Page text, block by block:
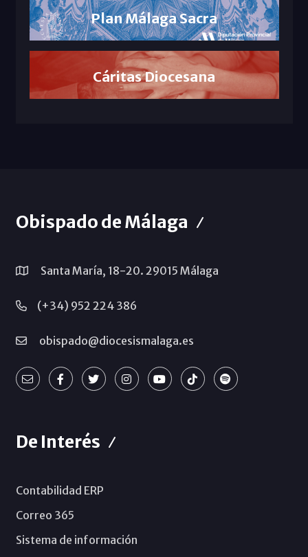
Plan Málaga Sacra
Cáritas Diocesana
Obispado de Málaga
Santa María, 18-20. 29015 Málaga
(+34) 952 224 386
obispado@diocesismalaga.es
De Interés
Contabilidad ERP
Correo 365
Sistema de información